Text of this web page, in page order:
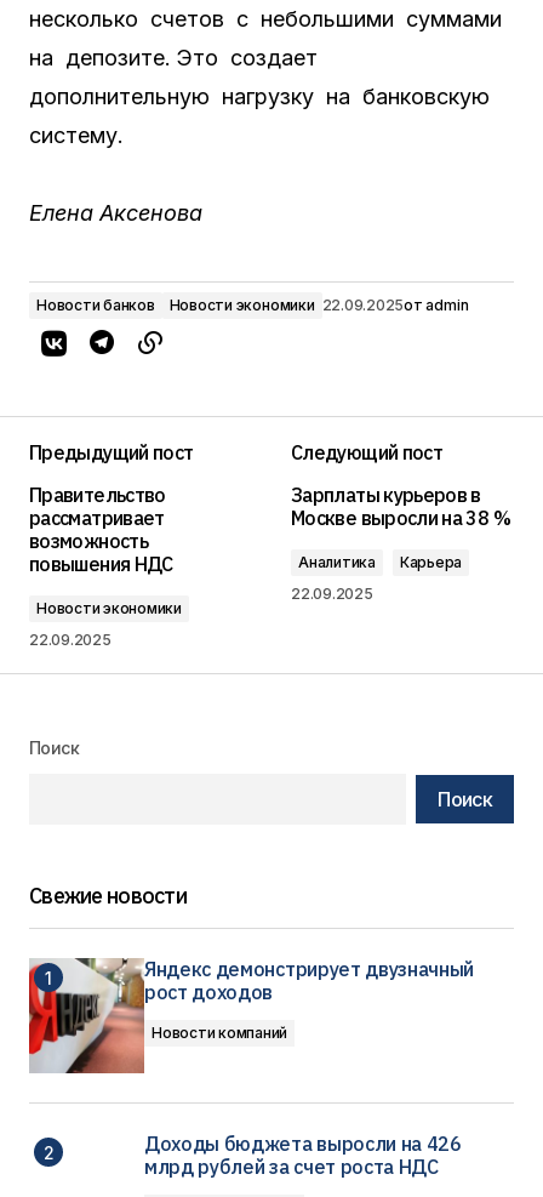
несколько счетов с небольшими суммами
на депозите. Это создает
дополнительную нагрузку на банковскую
систему.
Елена Аксенова
Новости банков Новости экономики 22.09.2025от admin
Предыдущий пост
Правительство
рассматривает
возможность
повышения НДС
Новости экономики
22.09.2025
Следующий пост
Зарплаты курьеров в
Москве выросли на 38 %
Аналитика
Карьера
22.09.2025
Поиск
Поиск
Свежие новости
Яндекс демонстрирует двузначный
рост доходов
Новости компаний
Доходы бюджета выросли на 426
млрд рублей за счет роста НДС